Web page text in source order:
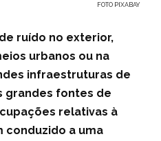
FOTO PIXABAY
ruído no exterior,
urbanos ou na
infraestruturas de
grandes fontes de
relativas à
conduzido a uma